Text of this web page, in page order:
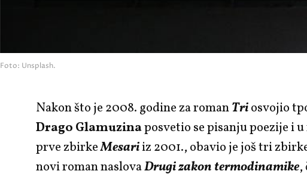
Foto: Unsplash.
Nakon što je 2008. godine za romanTriosvojio
Drago Glamuzinaposvetio se pisanju poezije i
prve zbirkeMesariiz 2001., obavio je još tri
novi roman naslovaDrugi zakon termodinamike,